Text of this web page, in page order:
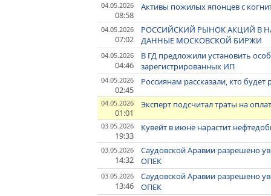
04.05.2026
08:58
Активы пожилых японцев с
04.05.2026
07:02
РОССИЙСКИЙ РЫНОК АКЦИЙ В
ДАННЫЕ МОСКОВСКОЙ БИРЖИ
04.05.2026
04:46
В ГД предложили установить
зарегистрированных ИП
04.05.2026
02:45
Россиянам рассказали, кто
04.05.2026
01:01
Эксперт подсчитал траты на
03.05.2026
19:33
Кувейт в июне нарастит
03.05.2026
14:32
Саудовской Аравии разрешено
ОПЕК
03.05.2026
13:46
Саудовской Аравии разрешено
ОПЕК